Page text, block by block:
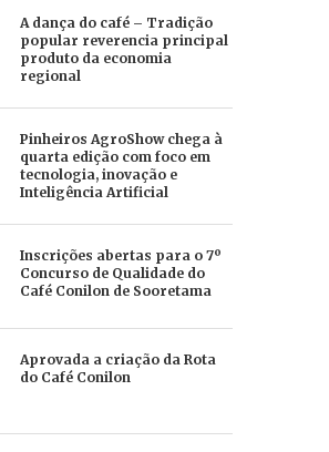
A dança do café – Tradição
popular reverencia principal
produto da economia
regional
Pinheiros AgroShow chega à
quarta edição com foco em
tecnologia, inovação e
Inteligência Artificial
Inscrições abertas para o 7º
Concurso de Qualidade do
Café Conilon de Sooretama
Aprovada a criação da Rota
do Café Conilon